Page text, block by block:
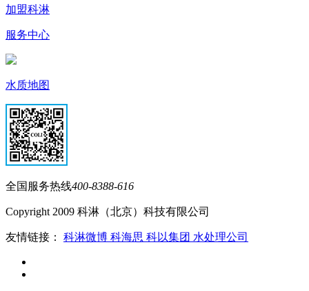
加盟科淋
服务中心
水质地图
全国服务热线400-8388-616
Copyright 2009 科淋（北京）科技有限公司
友情链接： 科淋微博 科海思 科以集团 水处理公司